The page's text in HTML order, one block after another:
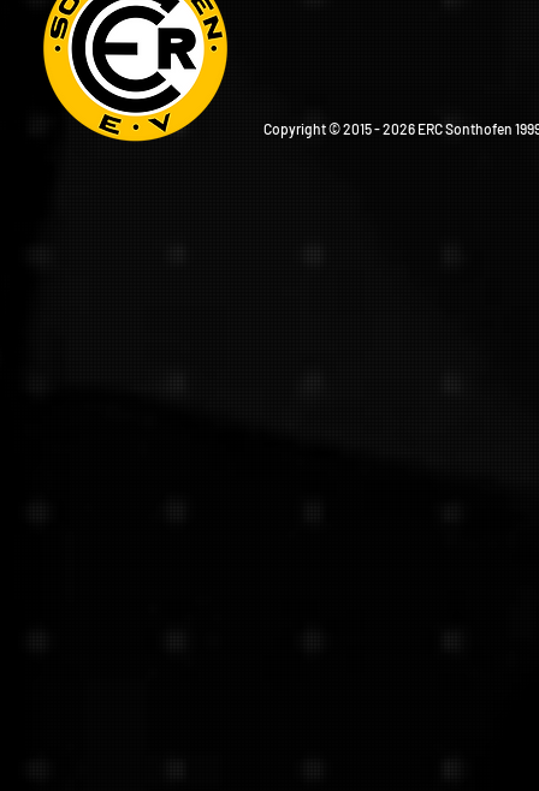
Copyright © 2015 - 2026 ERC Sonthofen